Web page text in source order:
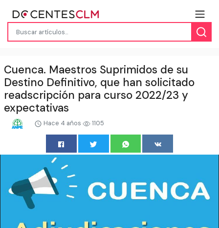
Cuenca. Maestros Suprimidos de su
Destino Definitivo, que han solicitado
readscripción para curso 2022/23 y
expectativas
Hace 4 años 1105